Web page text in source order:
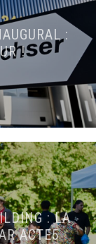
:
!
: LA
ACTE5